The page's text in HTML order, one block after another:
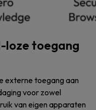
loze toegang
externe toegang aan
voor zowel
van eigen apparaten